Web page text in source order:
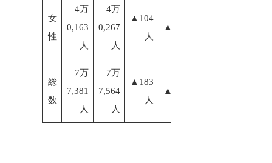
女
性
4万
0,163
人
4万
0,267
人
▲104
人
▲0.26%
総
数
7万
7,381
人
7万
7,564
人
▲183
人
▲0.24%